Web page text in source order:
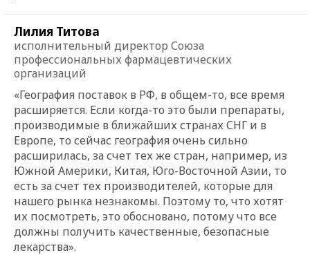
Лилия Титова
исполнительный директор Союза
профессиональных фармацевтических
организаций
«География поставок в РФ, в общем-то, все время
расширяется. Если когда-то это были препараты,
производимые в ближайших странах СНГ и в
Европе, то сейчас география очень сильно
расширилась, за счет тех же стран, например, из
Южной Америки, Китая, Юго-Восточной Азии, то
есть за счет тех производителей, которые для
нашего рынка незнакомы. Поэтому то, что хотят
их посмотреть, это обосновано, потому что все
должны получить качественные, безопасные
лекарства».